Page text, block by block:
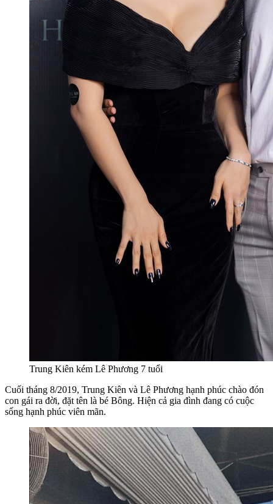
Trung Kiên kém Lê Phương 7 tuổi
Cuối tháng 8/2019, Trung Kiên và Lê Phương hạnh phúc chào đón
con gái ra đời, đặt tên là bé Bông. Hiện cả gia đình đang có cuộc
sống hạnh phúc viên mãn.